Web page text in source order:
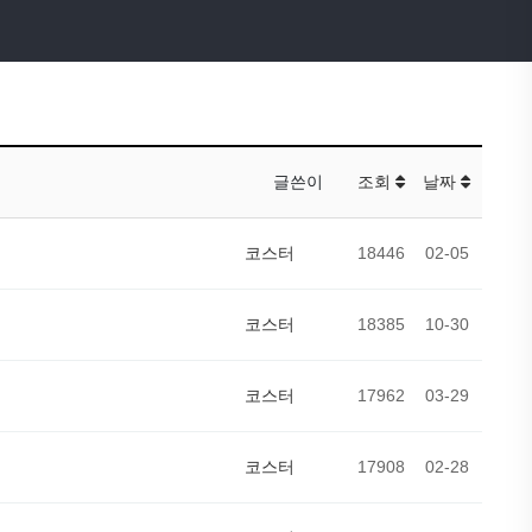
글쓴이 조회 날짜
코스터 18446 02-05
코스터 18385 10-30
코스터 17962 03-29
코스터 17908 02-28